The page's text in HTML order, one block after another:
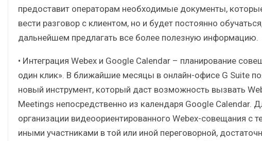
предоставит операторам необходимые документы,
вести разговор с клиентом, но и будет постоянно
дальнейшем предлагать все более полезную информацию.
• Интеграция Webex и Google Calendar – планирование
один клик». В ближайшие месяцы в онлайн-офисе G Suite
новый инструмент, который даст возможность вызвать
Meetings непосредственно из календаря Google Calendar.
организации видеоориентированного Webex-совещания с
иными участниками в той или иной переговорной,